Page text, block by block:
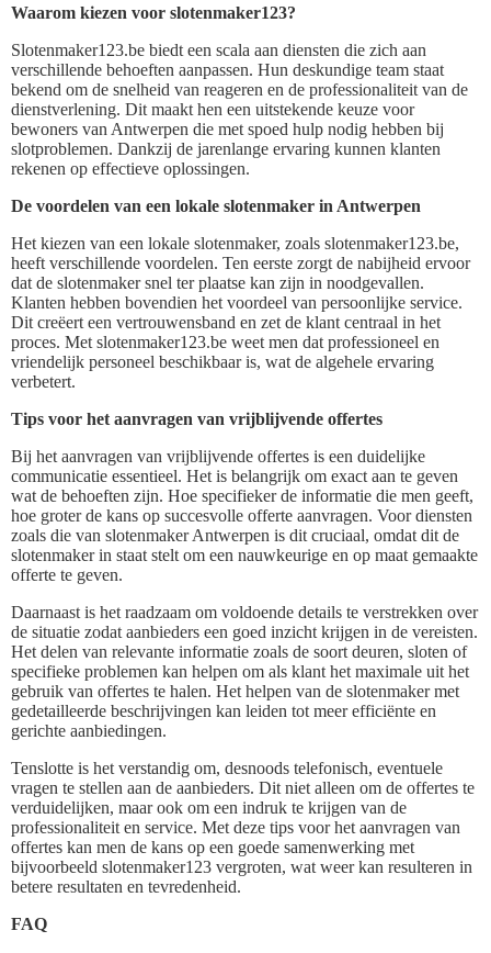
Waarom kiezen voor slotenmaker123?
Slotenmaker123.be biedt een scala aan diensten die zich aan
verschillende behoeften aanpassen. Hun deskundige team staat
bekend om de snelheid van reageren en de professionaliteit van de
dienstverlening. Dit maakt hen een uitstekende keuze voor
bewoners van Antwerpen die met spoed hulp nodig hebben bij
slotproblemen. Dankzij de jarenlange ervaring kunnen klanten
rekenen op effectieve oplossingen.
De voordelen van een lokale slotenmaker in Antwerpen
Het kiezen van een lokale slotenmaker, zoals slotenmaker123.be,
heeft verschillende voordelen. Ten eerste zorgt de nabijheid ervoor
dat de slotenmaker snel ter plaatse kan zijn in noodgevallen.
Klanten hebben bovendien het voordeel van persoonlijke service.
Dit creëert een vertrouwensband en zet de klant centraal in het
proces. Met slotenmaker123.be weet men dat professioneel en
vriendelijk personeel beschikbaar is, wat de algehele ervaring
verbetert.
Tips voor het aanvragen van vrijblijvende offertes
Bij het aanvragen van vrijblijvende offertes is een duidelijke
communicatie essentieel. Het is belangrijk om exact aan te geven
wat de behoeften zijn. Hoe specifieker de informatie die men geeft,
hoe groter de kans op succesvolle offerte aanvragen. Voor diensten
zoals die van slotenmaker Antwerpen is dit cruciaal, omdat dit de
slotenmaker in staat stelt om een nauwkeurige en op maat gemaakte
offerte te geven.
Daarnaast is het raadzaam om voldoende details te verstrekken over
de situatie zodat aanbieders een goed inzicht krijgen in de vereisten.
Het delen van relevante informatie zoals de soort deuren, sloten of
specifieke problemen kan helpen om als klant het maximale uit het
gebruik van offertes te halen. Het helpen van de slotenmaker met
gedetailleerde beschrijvingen kan leiden tot meer efficiënte en
gerichte aanbiedingen.
Tenslotte is het verstandig om, desnoods telefonisch, eventuele
vragen te stellen aan de aanbieders. Dit niet alleen om de offertes te
verduidelijken, maar ook om een indruk te krijgen van de
professionaliteit en service. Met deze tips voor het aanvragen van
offertes kan men de kans op een goede samenwerking met
bijvoorbeeld slotenmaker123 vergroten, wat weer kan resulteren in
betere resultaten en tevredenheid.
FAQ